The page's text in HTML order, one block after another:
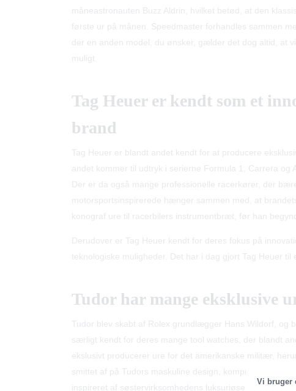
måneastronauten Buzz Aldrin, hvilket betød, at den
første ur på månen. Speedmaster forhandles sammen
der en anden model, du ønsker, gælder det dog altid, at
muligt.
Tag Heuer er kendt som et
brand
Tag Heuer er blandt andet kendt for at producere
andet kommer til udtryk i serierne Formula 1, Carrera og
Der er da også mange professionelle racerkører, der
motorsportsinspirerede hænger sammen med, at
konograf ure til racerbilers instrumentbræt, før han
Derudover er Tag Heuer kendt for deres fokus på
teknologiske muligheder. Det har i dag gjort Tag Heuer
Tudor har mange eksklusive
Tudor blev skabt af Rolex grundlægger Hans Wildorf, og
særligt kendt for deres mange tool watches, der blandt
ekslusivt producerer ure for det amerikanske militær,
smittet af på Tudors maskuline design, kompromisløse
inspireret af søstervirksomhedens luksuriøse design og
Vi bruger